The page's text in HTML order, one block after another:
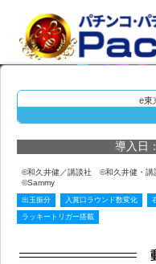
e東
導入日
©和久井健／講談社 ©和久井健・講
©Sammy
出玉振分 入賞口ラウンド数変化
ラッキートリガー搭載